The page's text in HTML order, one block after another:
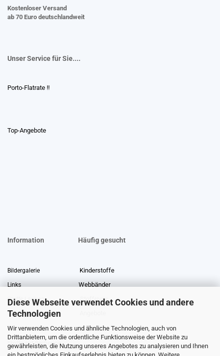
Diese Webseite verwendet Cookies und andere
Technologien
Wir verwenden Cookies und ähnliche Technologien, auch von
Drittanbietern, um die ordentliche Funktionsweise der Website zu
gewährleisten, die Nutzung unseres Angebotes zu analysieren und Ihnen
ein bestmögliches Einkaufserlebnis bieten zu können. Weitere
Kostenloser Versand
ab 70 Euro deutschlandweit
Unser Service für Sie....
Porto-Flatrate !!
Top-Angebote
Information Häufig gesucht
Bildergalerie Kinderstoffe
Links Webbänder
Stoffe Lexikon Stoffreste
Über uns
Gewerberabatt Meterware
Stoffe auf Rechnung